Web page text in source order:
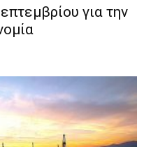
για την